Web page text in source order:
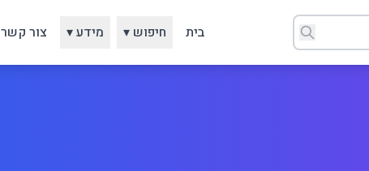
בית חיפוש ▾ מידע ▾ צור קשר